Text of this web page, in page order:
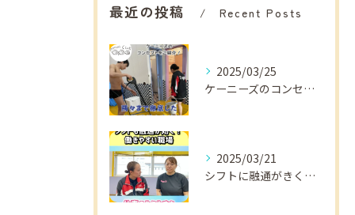
最近の投稿 Recent Posts
2025/03/25
ケーニーズのコンセプトをご紹介！
2025/03/21
シフトに融通がきくから